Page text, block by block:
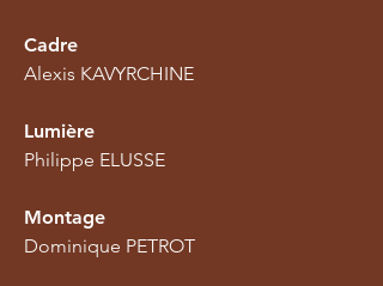
Cadre
Alexis KAVYRCHINE
Lumière
Philippe ELUSSE
Montage
Dominique PETROT